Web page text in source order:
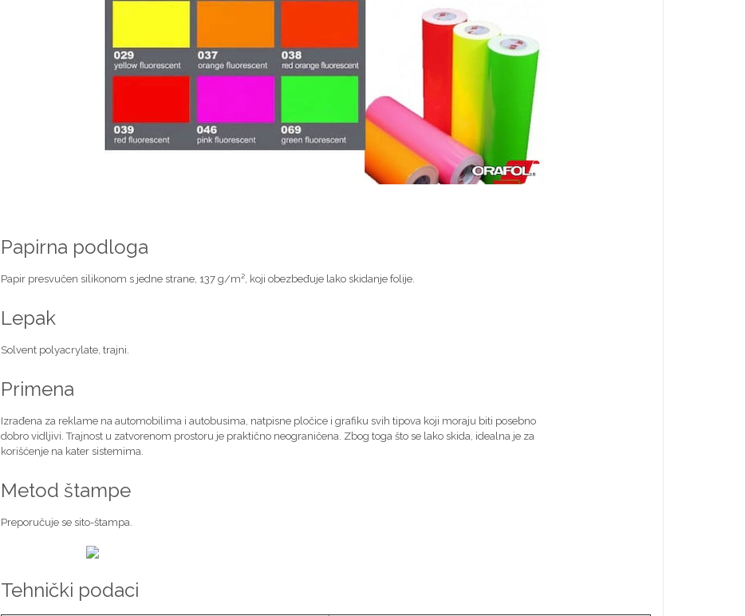
Papirna podloga
Papir presvučen silikonom s jedne strane, 137 g/m², koji obezbeđuje lako skidanje folije.
Lepak
Solvent polyacrylate, trajni.
Primena
Izrađena za reklame na automobilima i autobusima, natpisne pločice i grafiku svih tipova koji moraju biti posebno
dobro vidljivi. Trajnost u zatvorenom prostoru je praktično neograničena. Zbog toga što se lako skida, idealna je za
korišćenje na kater sistemima.
Metod štampe
Preporučuje se sito-štampa.
Tehnički podaci